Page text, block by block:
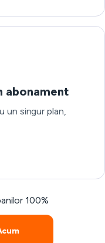
abonament
un singur plan,
100%